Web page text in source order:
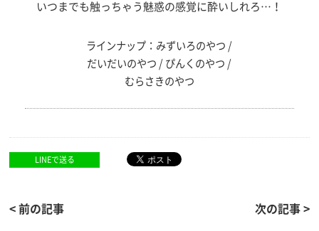
いつまでも触っちゃう魅惑の感覚に酔いしれろ…！
ラインナップ：みずいろのやつ /
だいだいのやつ / ぴんくのやつ /
むらさきのやつ
LINEで送る
< 前の記事 次の記事 >